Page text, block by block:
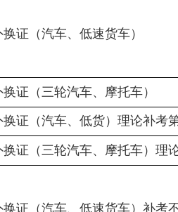
证（汽车、低速货车）
证（三轮汽车、摩托车）
换证（汽车、低货）理论补考
换证（三轮汽车、摩托车）理
换证（汽车、低速货车）补考